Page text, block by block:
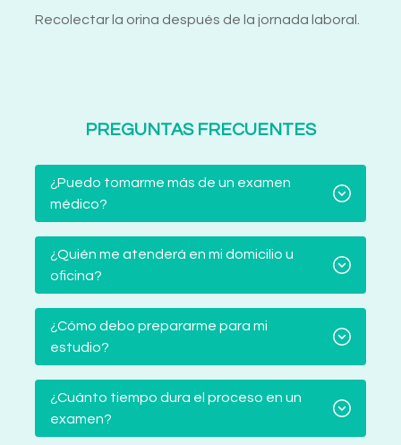
Recolectar la orina después de la jornada laboral.
PREGUNTAS FRECUENTES
¿Puedo tomarme más de un examen
médico?
¿Quién me atenderá en mi domicilio u
oficina?
¿Cómo debo prepararme para mi
estudio?
¿Cuánto tiempo dura el proceso en un
examen?